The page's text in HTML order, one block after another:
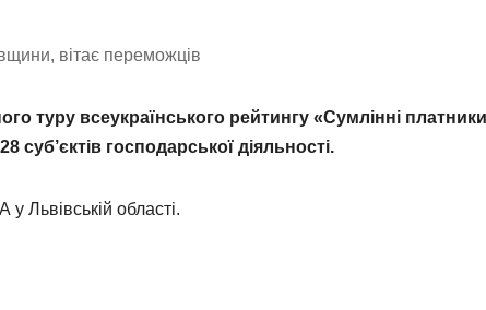
вітає переможців
туру всеукраїнського рейтингу «Сумлінні платники
господарської діяльності.
Львівській області.